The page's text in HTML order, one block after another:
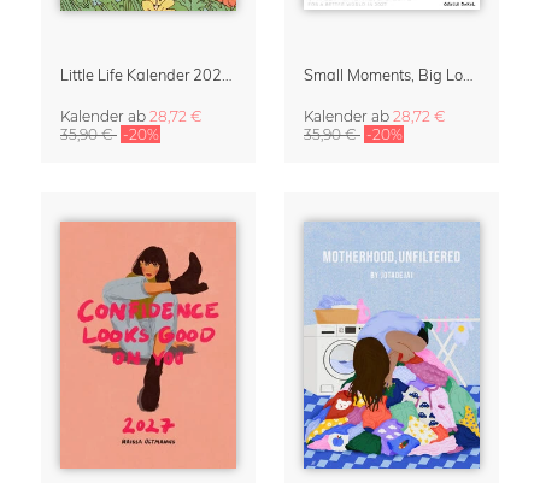
Kalender ab 28,72 €
35,90 € -20%
Kalender ab 28,72 €
35,90 € -20%